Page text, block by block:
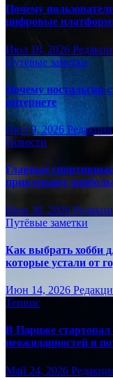
Почему
цифровые
Июл 18, 2026
Путёвые заметки
Почему ностальгия
интернете
Июл 9, 2026 Редакция
Новости
Главные
привлекают
Июн 30, 2026
Путёвые заметки
Как выбрать хобби
которые устали от
Июн 14, 2026
Теннис
В Париже стартовал
неожиданностей и
Май 24, 2026